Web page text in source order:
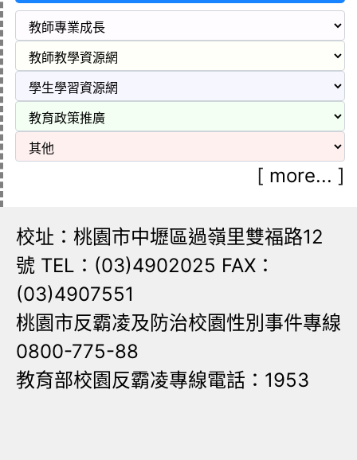
[ more... ]
校址：桃園市中壢區過嶺里雙福路12
號 TEL：(03)4902025 FAX：
(03)4907551
桃園市反霸凌及防治校園性別事件專線
0800-775-88
教育部校園反霸凌專線電話：1953